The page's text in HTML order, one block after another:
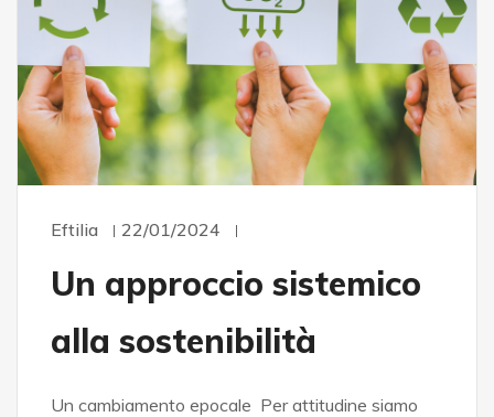
Eftilia 22/01/2024
Un approccio sistemico
alla sostenibilità
Un cambiamento epocale Per attitudine siamo